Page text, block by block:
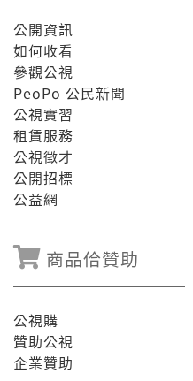
公開資訊
如何收看
參觀公視
PeoPo 公民新聞
公視實習
租賃服務
公視徵才
公開招標
公益網
商品佮贊助
公視購
贊助公視
企業贊助